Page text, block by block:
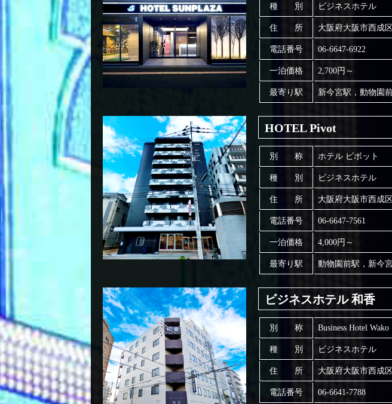
種 別 ビジネスホテル
住 所 大阪府大阪市西成
電話番号 06-6647-6922
一泊価格 2,700円～
最寄り駅 新今宮駅，動物園
HOTEL Pivot
別 称 ホテル ピボット
種 別 ビジネスホテル
住 所 大阪府大阪市西成
電話番号 06-6647-7561
一泊価格 4,000円～
最寄り駅 動物園前駅，新今
ビジネスホテル 和香
別 称 Business Hotel Wako
種 別 ビジネスホテル
住 所 大阪府大阪市西成
電話番号 06-6641-7788